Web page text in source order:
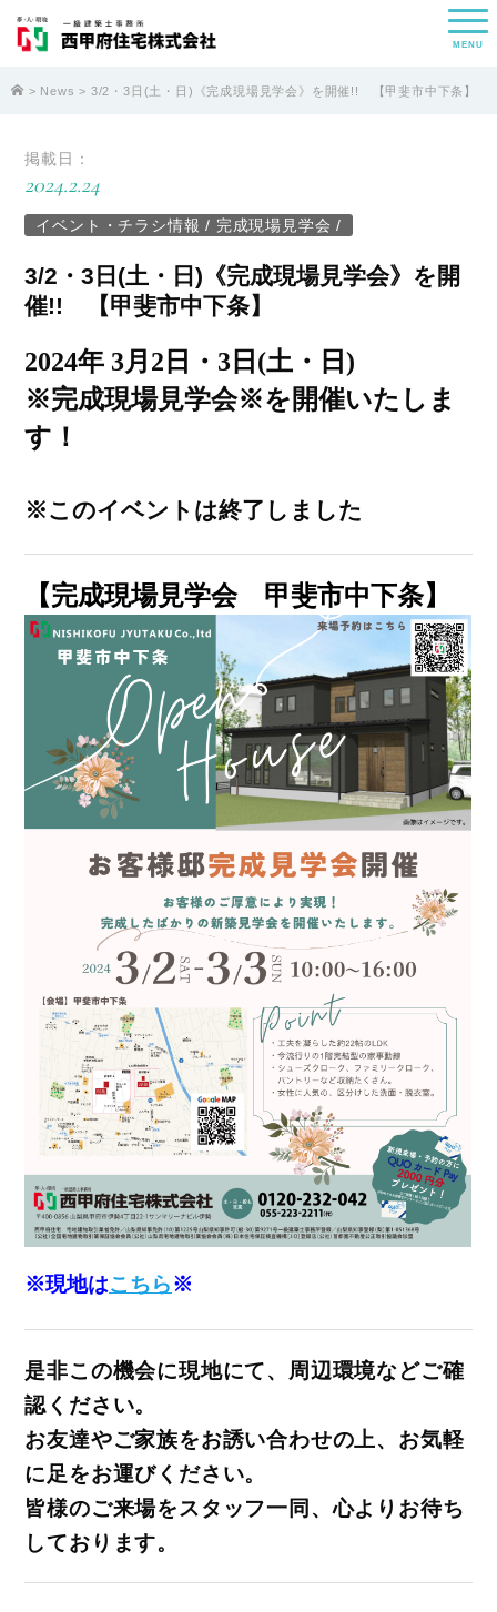
MENU
> News > 3/2・3日(土・日)《完成現場見学会》を開催!! 【甲斐市中下条】
掲載日：
2024.2.24
イベント・チラシ情報 / 完成現場見学会 /
3/2・3日(土・日)《完成現場見学会》を開
催!! 【甲斐市中下条】
2024年 3月2 日・3日(土・日)
※完成現場見学会※を開催いたしま
す！
※このイベントは終了しました
【完成現場見学会 甲斐市中下条】
※現地はこちら※
是非この機会に現地にて、周辺環境などご確
認ください。
お友達やご家族をお誘い合わせの上、お気軽
に足をお運びください。
皆様のご来場をスタッフ一同、心よりお待ち
しております。